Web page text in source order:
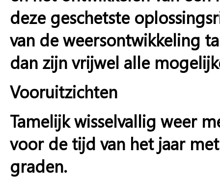
deze geschetste
van de weersontwikkeling
dan zijn vrijwel alle
Vooruitzichten
Tamelijk wisselvallig weer
voor de tijd van het jaar
graden.